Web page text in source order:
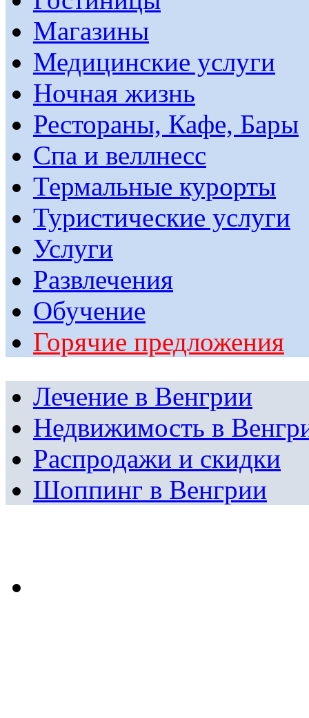
Магазины
Медицинские услуги
Ночная жизнь
Рестораны, Кафе, Бары
Спа и веллнесс
Термальные курорты
Туристические услуги
Услуги
Развлечения
Обучение
Горячие предложения
Лечение в Венгрии
Недвижимость в
Распродажи и скидки
Шоппинг в Венгрии